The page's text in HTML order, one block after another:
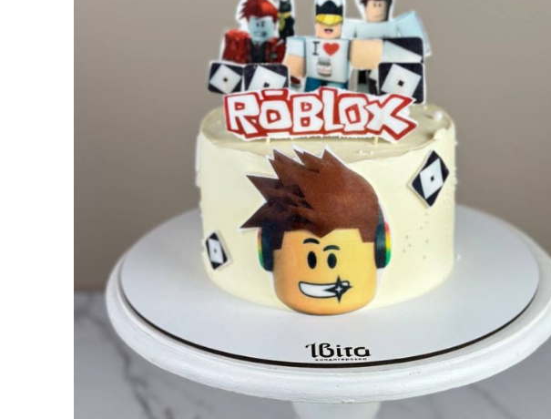
Торти на замовлення
Торти на День Народження
Торти для жінки
Торти для чоловіка
Дитячі торти
Торти для дівчаток